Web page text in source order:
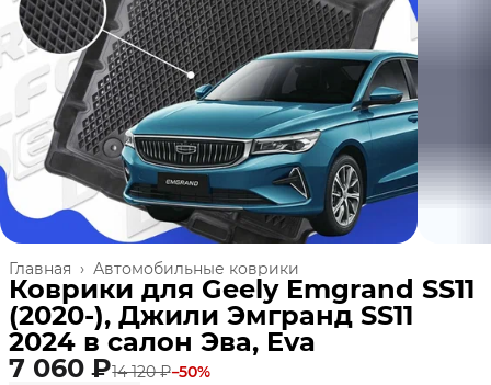
Автомобильные коврики
Главная ›
Коврики для Geely Emgrand SS11
(2020-), Джили Эмгранд SS11
2024 в салон Эва, Eva
7 060 ₽14 120 ₽−50%